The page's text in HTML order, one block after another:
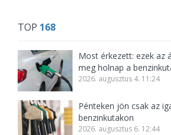
TOP 168
Most érkezett: ezek az
meg holnap a
2026. augusztus 4. 11:24
Pénteken jön csak az
benzinkutakon
2026. augusztus 6. 12:44